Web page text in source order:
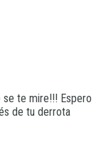
se te mire!!! Espero
de tu derrota